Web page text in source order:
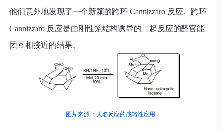
他们意外地发现了一个新颖的跨环 Cannizzaro 反应。跨环
Cannizzaro 反应是由刚性笼结构诱导的二起反应的醛官能
团互相接近的结果。
图片来源： 人名反应的战略性应用